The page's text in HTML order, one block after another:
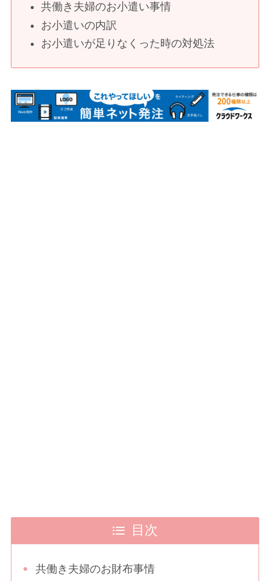
共働き夫婦のお小遣い事情
お小遣いの内訳
お小遣いが足りなくった時の対処法
目次
共働き夫婦のお財布事情